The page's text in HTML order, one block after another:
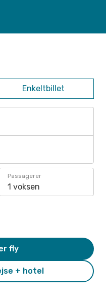
Enkeltbillet
Passagerer
1 voksen
+ hotel
fly